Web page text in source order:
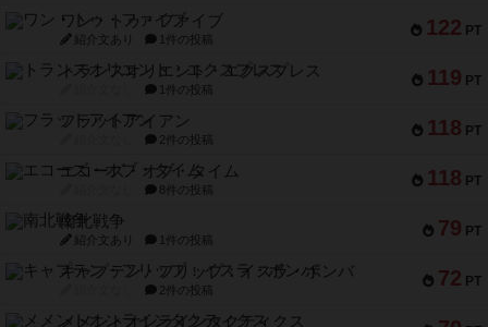
122 PT
ワン・トゥ・ファイブ
紹介文あり 1件の投稿
119 PT
トランスオリエント・エクスプレス
1件の投稿
118 PT
フラットアイアン
2件の投稿
118 PT
エコーズ・オブ・タイム
8件の投稿
79 PT
南北戦争
紹介文あり 1件の投稿
72 PT
キャプテン・フリップ：イスラ・ボンバ
2件の投稿
メメントオンラインタクティクス